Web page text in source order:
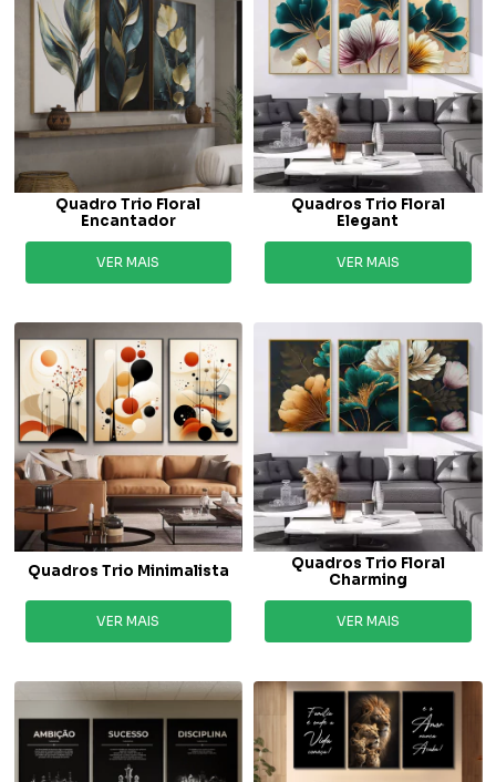
Quadro Trio Floral
Encantador
VER MAIS
Quadros Trio Floral
Elegant
VER MAIS
Quadros Trio Minimalista
VER MAIS
Quadros Trio Floral
Charming
VER MAIS